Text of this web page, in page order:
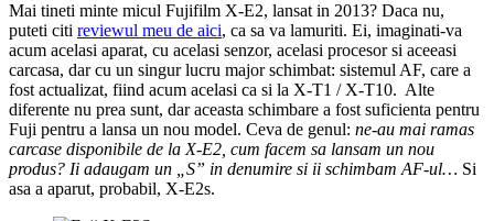
Mai tineti minte micul Fujifilm X-E2, lansat in 2013? Daca nu,
puteti citi reviewul meu de aici, ca sa va lamuriti. Ei, imaginati-va
acum acelasi aparat, cu acelasi senzor, acelasi procesor si aceeasi
carcasa, dar cu un singur lucru major schimbat: sistemul AF, care a
fost actualizat, fiind acum acelasi ca si la X-T1 / X-T10. Alte
diferente nu prea sunt, dar aceasta schimbare a fost suficienta pentru
Fuji pentru a lansa un nou model. Ceva de genul: ne-au mai ramas
carcase disponibile de la X-E2, cum facem sa lansam un nou
produs? Ii adaugam un „S” in denumire si ii schimbam AF-ul… Si
asa a aparut, probabil, X-E2s.